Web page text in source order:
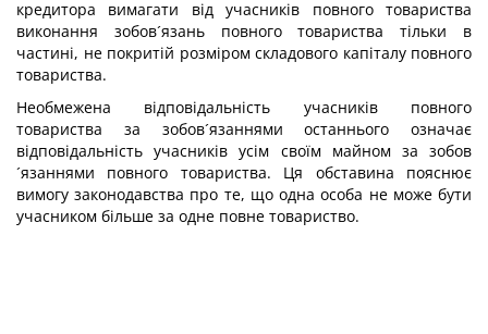
кредитора вимагати від учасників повного товариства
виконання зобов´язань повного товариства тільки в
частині, не покритій розміром складового капіталу повного
товариства.
Необмежена відповідальність учасників повного
товариства за зобов´язаннями останнього означає
відповідальність учасників усім своїм майном за зобов
´язаннями повного товариства. Ця обставина пояснює
вимогу законодавства про те, що одна особа не може бути
учасником більше за одне повне товариство.